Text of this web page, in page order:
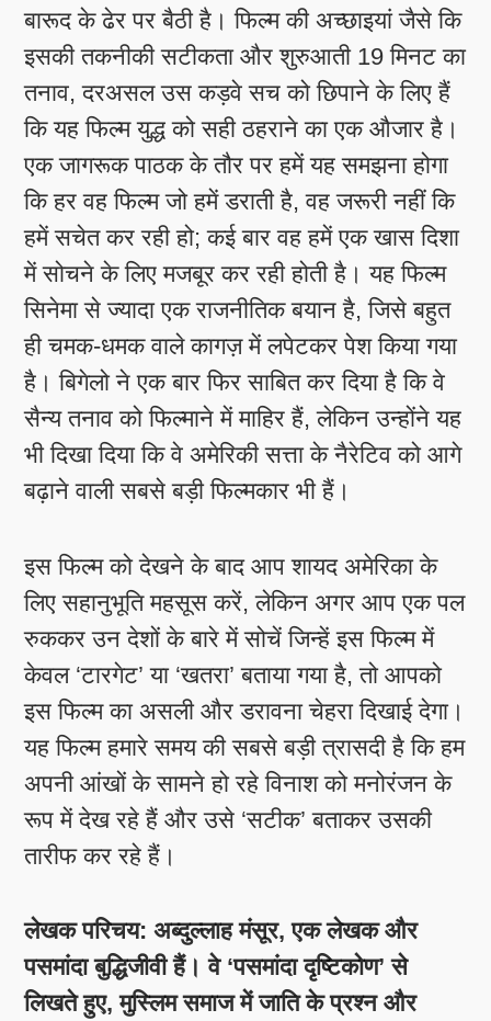
बारूद के ढेर पर बैठी है। फिल्म की अच्छाइयां जैसे कि
इसकी तकनीकी सटीकता और शुरुआती 19 मिनट का
तनाव, दरअसल उस कड़वे सच को छिपाने के लिए हैं
कि यह फिल्म युद्ध को सही ठहराने का एक औजार है।
एक जागरूक पाठक के तौर पर हमें यह समझना होगा
कि हर वह फिल्म जो हमें डराती है, वह जरूरी नहीं कि
हमें सचेत कर रही हो; कई बार वह हमें एक खास दिशा
में सोचने के लिए मजबूर कर रही होती है। यह फिल्म
सिनेमा से ज्यादा एक राजनीतिक बयान है, जिसे बहुत
ही चमक-धमक वाले कागज़ में लपेटकर पेश किया गया
है। बिगेलो ने एक बार फिर साबित कर दिया है कि वे
सैन्य तनाव को फिल्माने में माहिर हैं, लेकिन उन्होंने यह
भी दिखा दिया कि वे अमेरिकी सत्ता के नैरेटिव को आगे
बढ़ाने वाली सबसे बड़ी फिल्मकार भी हैं।
इस फिल्म को देखने के बाद आप शायद अमेरिका के
लिए सहानुभूति महसूस करें, लेकिन अगर आप एक पल
रुककर उन देशों के बारे में सोचें जिन्हें इस फिल्म में
केवल ‘टारगेट’ या ‘खतरा’ बताया गया है, तो आपको
इस फिल्म का असली और डरावना चेहरा दिखाई देगा।
यह फिल्म हमारे समय की सबसे बड़ी त्रासदी है कि हम
अपनी आंखों के सामने हो रहे विनाश को मनोरंजन के
रूप में देख रहे हैं और उसे ‘सटीक’ बताकर उसकी
तारीफ कर रहे हैं।
लेखक परिचय: अब्दुल्लाह मंसूर, एक लेखक और
पसमांदा बुद्धिजीवी हैं। वे ‘पसमांदा दृष्टिकोण’ से
लिखते हुए, मुस्लिम समाज में जाति के प्रश्न और